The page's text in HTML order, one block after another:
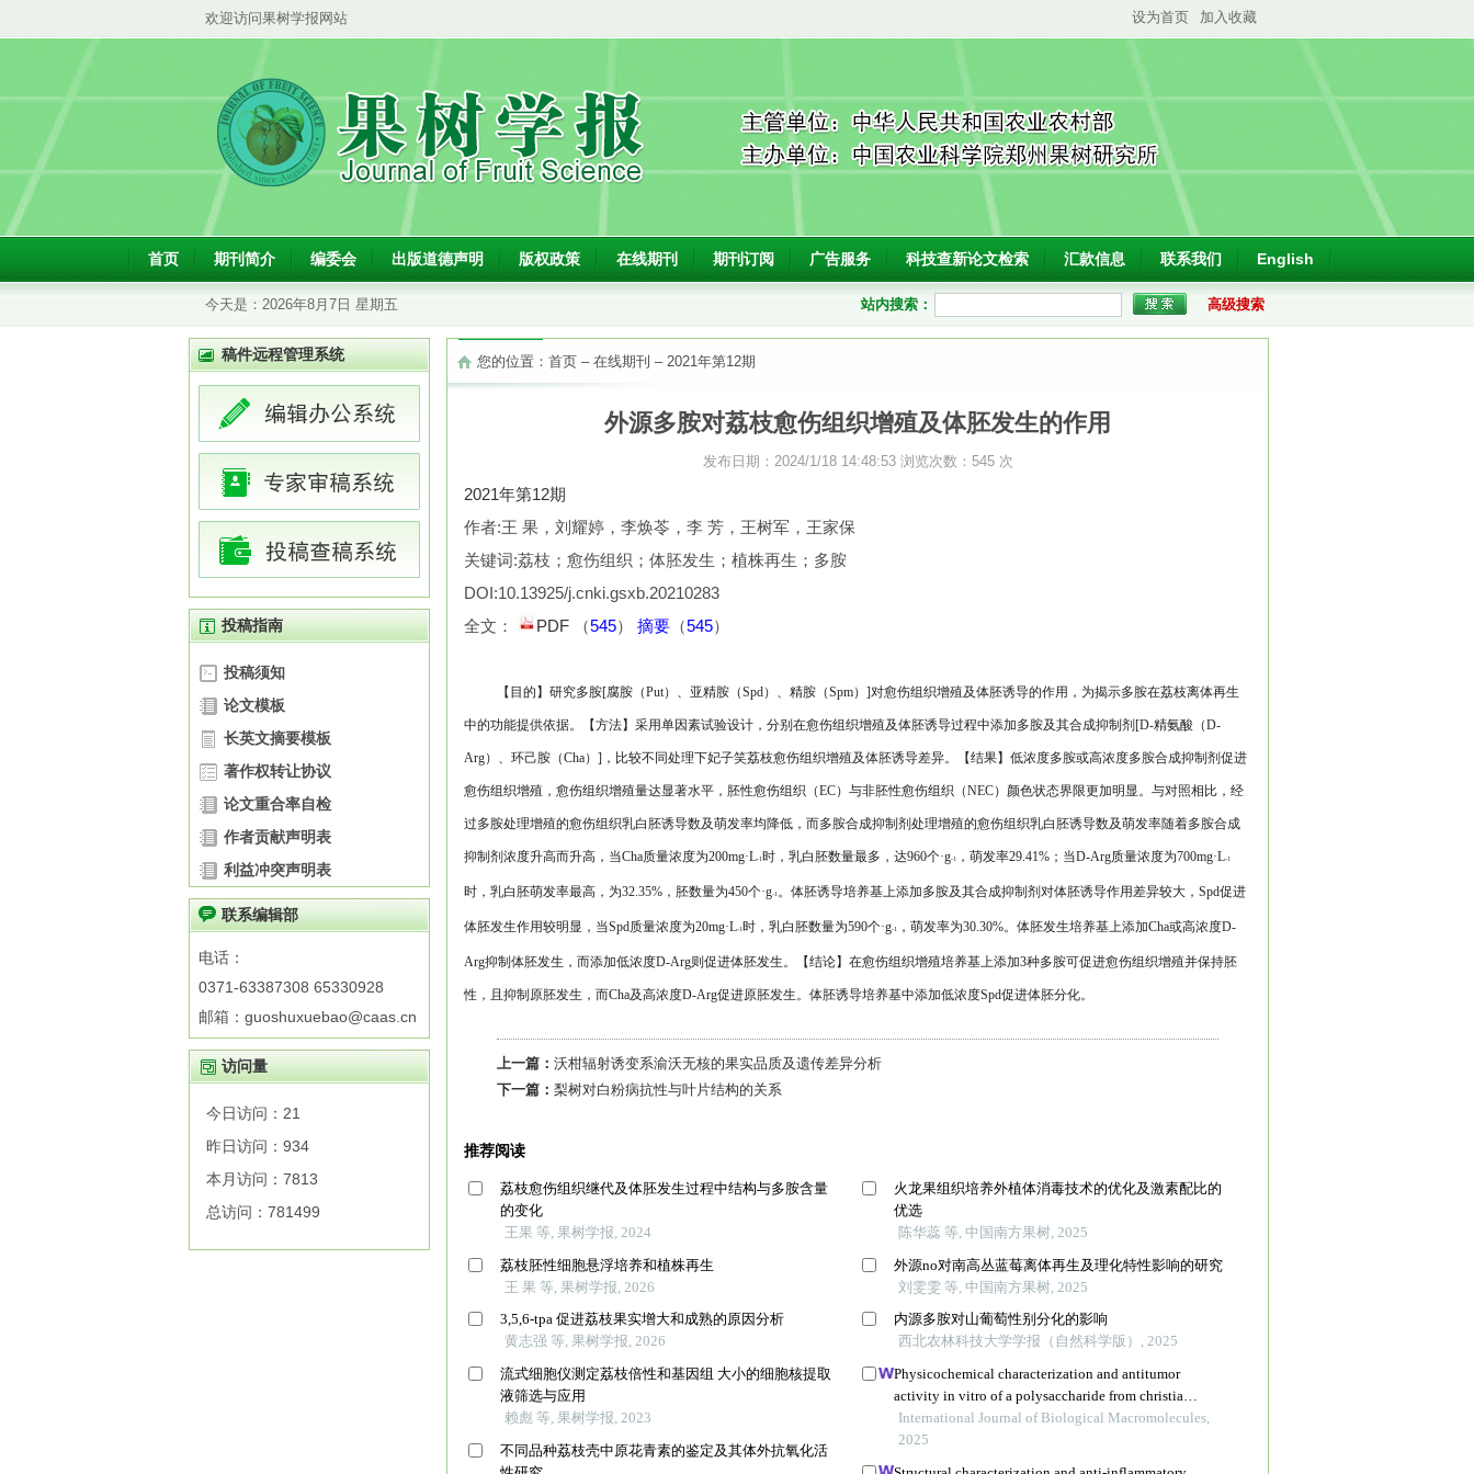
欢迎访问果树学报网站 设为首页 加入收藏
首页 期刊简介 编委会 出版道德声明 版权政策 在线期刊 期刊订阅 广告服务 科技查新论文检索 汇款信息 联系我们 English
今天是： 2026年8月7日 星期五 站内搜索： 高级搜索
稿件远程管理系统
投稿指南
投稿须知
论文模板
长英文摘要模板
著作权转让协议
论文重合率自检
作者贡献声明表
利益冲突声明表
联系编辑部
电话：
0371-63387308 65330928
邮箱：guoshuxuebao@caas.cn
访问量
今日访问： 21
昨日访问： 934
本月访问： 7813
总访问： 781499
您的位置： 首页 – 在线期刊 – 2021年第12期
外源多胺对荔枝愈伤组织增殖及体胚发生的作用
发布日期：2024/1/18 14:48:53 浏览次数： 545 次
2021年第12期
作者:王 果，刘耀婷，李焕苓，李 芳，王树军，王家保
关键词:荔枝；愈伤组织；体胚发生；植株再生；多胺
DOI:10.13925/j.cnki.gsxb.20210283
全文：
PDF （545） 摘要 （545）
【目的】 研究多胺[腐胺（Put）、亚精胺（Spd）、精胺（Spm） ]对愈伤组织增殖及体胚诱导的作用，为揭示多胺在荔枝离体再生
中的功能提供依据。 【方法】 采用单因素试验设计，分别在愈伤组织增殖及体胚诱导过程中添加多胺及其合成抑制剂 [D-精氨酸（D-
Arg）、环己胺（Cha） ] ，比较不同处理下妃子笑荔枝愈伤组织增殖及体胚诱导差异。 【结果】 低浓度多胺或高浓度多胺合成抑制剂促进
愈伤组织增殖，愈伤组织增殖量达显著水平，胚性愈伤组织（EC）与非胚性愈伤组织（NEC）颜色状态界限更加明显。与对照相比，经
过多胺处理增殖的愈伤组织乳白胚诱导数及萌发率均降低，而多胺合成抑制剂处理增殖的愈伤组织乳白胚诱导数及萌发率随着多胺合成
抑制剂浓度升高而升高，当Cha质量浓度为200mg·L-1 时，乳白胚数量最多，达960个·g-1 ，萌发率29.41% ；当D-Arg质量浓度为700mg·L-1
时，乳白胚萌发率最高， 为32.35% ，胚数量为450个·g-1 。体胚诱导培养基上添加多胺及其合成抑制剂对体胚诱导作用差异较大， Spd促进
体胚发生作用较明显，当Spd质量浓度为20mg·L-1 时，乳白胚数量为590个·g-1 ，萌发率为30.30%。体胚发生培养基上添加Cha或高浓度D-
Arg抑制体胚发生，而添加低浓度D-Arg则促进体胚发生。【结论】在愈伤组织增殖培养基上添加3种多胺可促进愈伤组织增殖并保持胚
性，且抑制原胚发生，而Cha及高浓度D-Arg促进原胚发生。体胚诱导培养基中添加低浓度Spd促进体胚分化。
上一篇： 沃柑辐射诱变系渝沃无核的果实品质及遗传差异分析
下一篇： 梨树对白粉病抗性与叶片结构的关系